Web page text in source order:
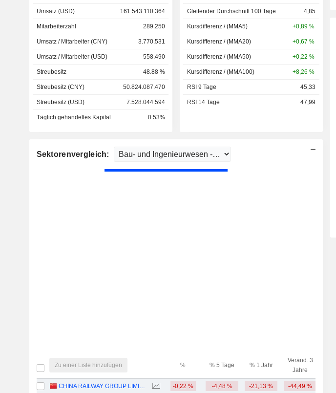
Umsatz (USD) 161.543.110.364
Mitarbeiterzahl 289.250
Umsatz / Mitarbeiter (CNY) 3.770.531
Umsatz / Mitarbeiter (USD) 558.490
Streubesitz 48.88 %
Streubesitz (CNY) 50.824.087.470
Streubesitz (USD) 7.528.044.594
Täglich gehandeltes Kapital 0.53%
Gleitender Durchschnitt 100 Tage 4,85
Kursdifferenz / (MMA5) +0,89 %
Kursdifferenz / (MMA20) +0,67 %
Kursdifferenz / (MMA50) +0,22 %
Kursdifferenz / (MMA100) +8,26 %
RSI 9 Tage 45,33
RSI 14 Tage 47,99
Sektorenvergleich:
Zu einer Liste hinzufügen % % 5 Tage % 1 Jahr
Veränd. 3
Jahre
CHINA RAILWAY GROUP LIMITED -0,22 % -4,48 % -21,13 % -44,49 %